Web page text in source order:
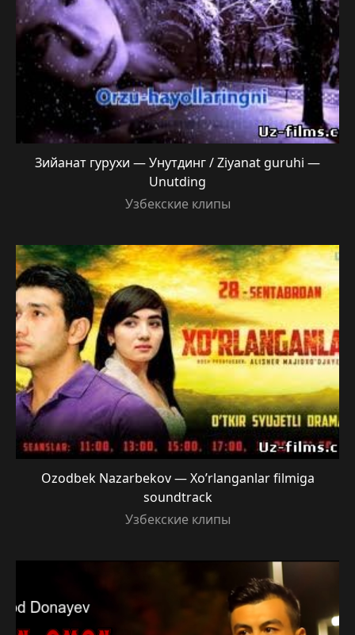
Зийанат гурухи — Унутдинг / Ziyanat guruhi —
Unutding
Узбекские клипы
Ozodbek Nazarbekov — Xo’rlanganlar filmiga
soundtrack
Узбекские клипы